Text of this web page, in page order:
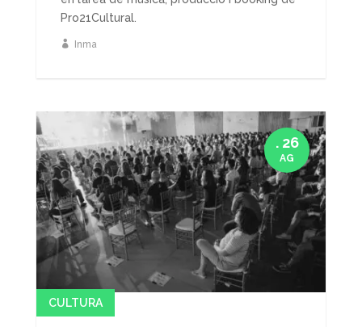
Pro21Cultural.
Inma
CULTURA
. 26
AG